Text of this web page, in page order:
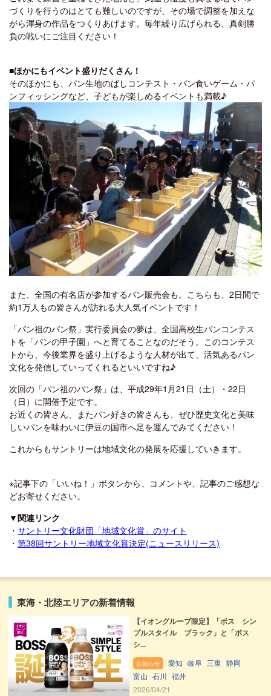
づくりを行うのはとても難しいのですが、その場で調整を加えな
がら渾身の作品をつくりあげます。毎年繰り広げられる、真剣勝
負の戦いにご注目ください！
■ほかにもイベント盛りだくさん！
そのほかにも、パン生地のばしコンテスト・パン食いゲーム・パ
ンフィッシングなど、子どもが楽しめるイベントも満載♪
また、全国の有名店が参加するパン販売会も。こちらも、2日間で
約1万人もの皆さんが訪れる大人気イベントです！
「パン祖のパン祭」実行委員会の夢は、全国高校生パンコンテス
トを「パンの甲子園」へと育てることなのだそう。このコンテス
トから、今後業界を盛り上げるような人材が出て、活気あるパン
文化を発信していってくれるといいですね♪
次回の「パン祖のパン祭」は、平成29年1月21日（土）・22日
（日）に開催予定です。
お近くの皆さん、またパン好きの皆さんも、ぜひ歴史文化と美味
しいパンを味わいに伊豆の国市へ足を運んでみてください！
これからもサントリーは地域文化の発展を応援していきます。
※記事下の「いいね！」ボタンから、コメントや、記事のご感想な
どお寄せください。
▼関連リンク
・ サントリー文化財団「地域文化賞」のサイト
・ 第38回サントリー地域文化賞決定(ニュースリリース)
東海・北陸エリアの新着情報
【イオングループ限定】「ボス シン
プルスタイル ブラック」と「ボス
シ...
お知らせ 愛知 岐阜 三重 静岡
富山 石川 福井
2026/04/21